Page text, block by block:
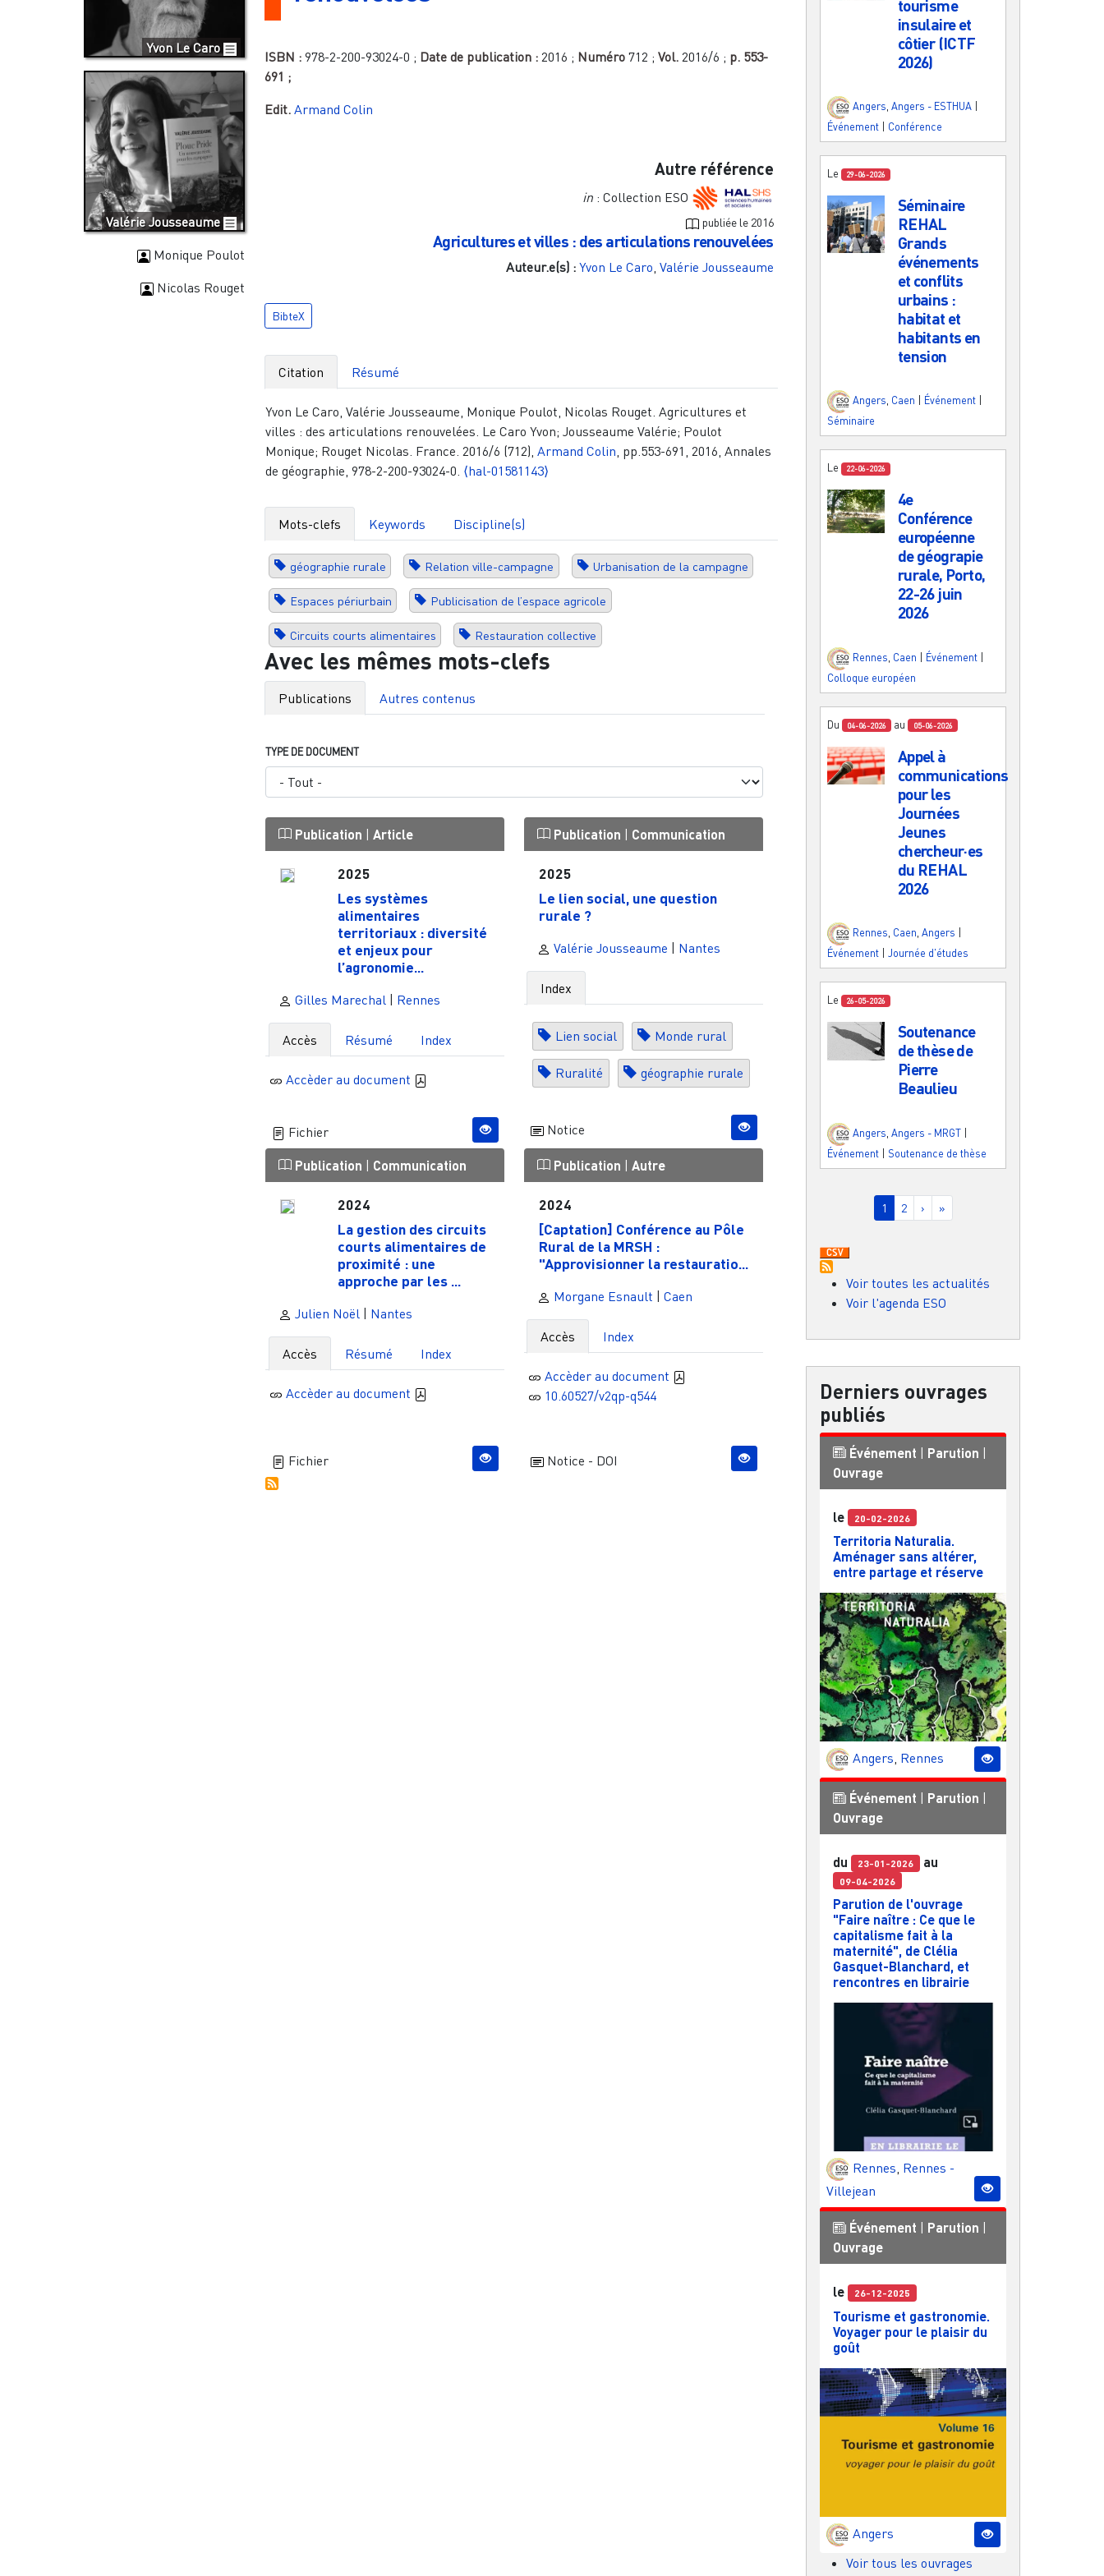
Yvon Le Caro
Valérie Jousseaume
Monique Poulot
Nicolas Rouget
ISBN : 978-2-200-93024-0 ; Date de publication : 2016 ; Numéro 712 ; Vol. 2016/6 ; p. 553-
691 ;
Edit. Armand Colin
Autre référence
in: Collection ESO
publiée le 2016
Agricultures et villes : des articulations renouvelées
Auteur.e(s) : Yvon Le Caro, Valérie Jousseaume
BibteX
Citation Résumé
Yvon Le Caro, Valérie Jousseaume, Monique Poulot, Nicolas Rouget. Agricultures et
villes : des articulations renouvelées. Le Caro Yvon; Jousseaume Valérie; Poulot
Monique; Rouget Nicolas. France. 2016/6 (712),Armand Colin, pp.553-691, 2016, Annales
de géographie, 978-2-200-93024-0. ⟨hal-01581143⟩
Mots-clefs Keywords Discipline(s)
géographie rurale Relation ville-campagne Urbanisation de la campagne
Espaces périurbain Publicisation de l’espace agricole
Circuits courts alimentaires Restauration collective
Avec les mêmes mots-clefs
Publications Autres contenus
TYPE DE DOCUMENT
Publication |Article
2025
Les systèmes
alimentaires
territoriaux : diversité
et enjeux pour
l’agronomie...
Gilles Marechal | Rennes
Accès Résumé Index
Accèder au document
Fichier
Publication | Communication
2025
Le lien social, une question
rurale ?
Valérie Jousseaume | Nantes
Index
Lien social Monde rural
Ruralité géographie rurale
Notice
Publication | Communication
2024
La gestion des circuits
courts alimentaires de
proximité : une
approche par les ...
Julien Noël Nantes
Accès Résumé Index
Accèder au document
Fichier
Publication |Autre
2024
[Captation] Conférence au Pôle
Rural de la MRSH :
"Approvisionner la restauratio...
Morgane Esnault |Caen
Accès Index
Accèder au document
10.60527/v2qp-q544
Notice - DOI
tourisme
insulaire et
côtier (ICTF
2026)
Angers Angers - ESTHUA
Événement
Conférence
Le 29-06-2026
Séminaire
REHAL
Grands
événements
et conflits
urbains :
habitat et
habitants en
tension
Angers, Caen Événement
Séminaire
Le 22-06-2026
4e
Conférence
européenne
de géograpie
rurale, Porto,
22-26 juin
2026
Rennes Caen Événement
Colloque européen
Du 04-06-2026 au 05-06-2026
Appel à
communications
pour les
Journées
Jeunes
chercheur·es
du REHAL
2026
Rennes, Caen, Angers
Événement
Journée d'études
Le 26-05-2026
Soutenance
de thèse de
Pierre
Beaulieu
Angers Angers - MRGT
Événement | Soutenance de thèse
Pagination
Page courante
1 Page
2 Page suivante
› Dernière page
»
Voir toutes les actualités
Voir l'agenda ESO
Derniers ouvrages
publiés
Événement | Parution |
Ouvrage
le 20-02-2026
Territoria Naturalia.
Aménager sans altérer,
entre partage et réserve
Angers, Rennes
Événement Parution
Ouvrage
du 23-01-2026 au
09-04-2026
Parution de l'ouvrage
"Faire naître : Ce que le
capitalisme fait à la
maternité", de Clélia
Gasquet-Blanchard, et
rencontres en librairie
Rennes, Rennes -
Villejean
Événement Parution
Ouvrage
le 26-12-2025
Tourisme et gastronomie.
Voyager pour le plaisir du
goût
Angers
Voir tous les ouvrages